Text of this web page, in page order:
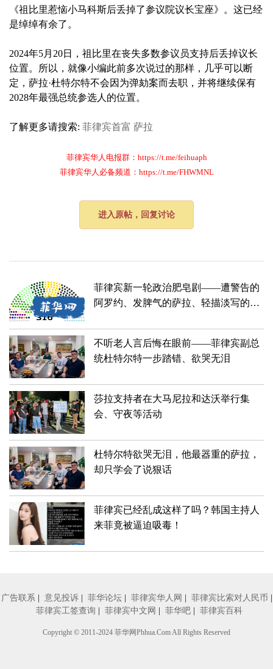
《祖比里惹恼小马科斯后丢掉了参议院议长宝座》。这已经
是绰绰有余了。
2024年5月20日，祖比里在丧失多数参议员支持后丢掉议长
位置。所以，就像小编此前多次说过的那样，几乎可以断
定，萨拉·杜特尔特不会因为弹劾案而去职，并将继续保有
2028年最强总统参选人的位置。
了解更多请搜索: 菲律宾首富 萨拉
菲律宾华人电报群：https://t.me/feihuaph
菲律宾华人必备频道：https://t.me/FHWMNL
进入原帖，回复讨论
菲律宾新一轮政治肥皂剧——遭警告的
阿罗约、发脾气的萨拉、轻描淡写的小
不听老人言后悔在眼前——菲律宾副总
统杜特尔特一步踏错、欲哭无泪
莎拉支持者在大马尼拉和达沃举行集
会、守夜等活动
杜特尔特欲哭无泪，他最器重的萨拉，
却只学会了说狠话
菲律宾已经乱成这样了吗？韩国主持人
来菲竟被逼迫吸毒！
广告联系 意见投诉 菲华论坛 菲律宾华人网 菲律宾比索对人民币
菲律宾工签查询
菲律宾中文网 菲华吧 菲律宾百科
Copyright © 2011-2024 菲华网Phhua.Com All Rights Reserved